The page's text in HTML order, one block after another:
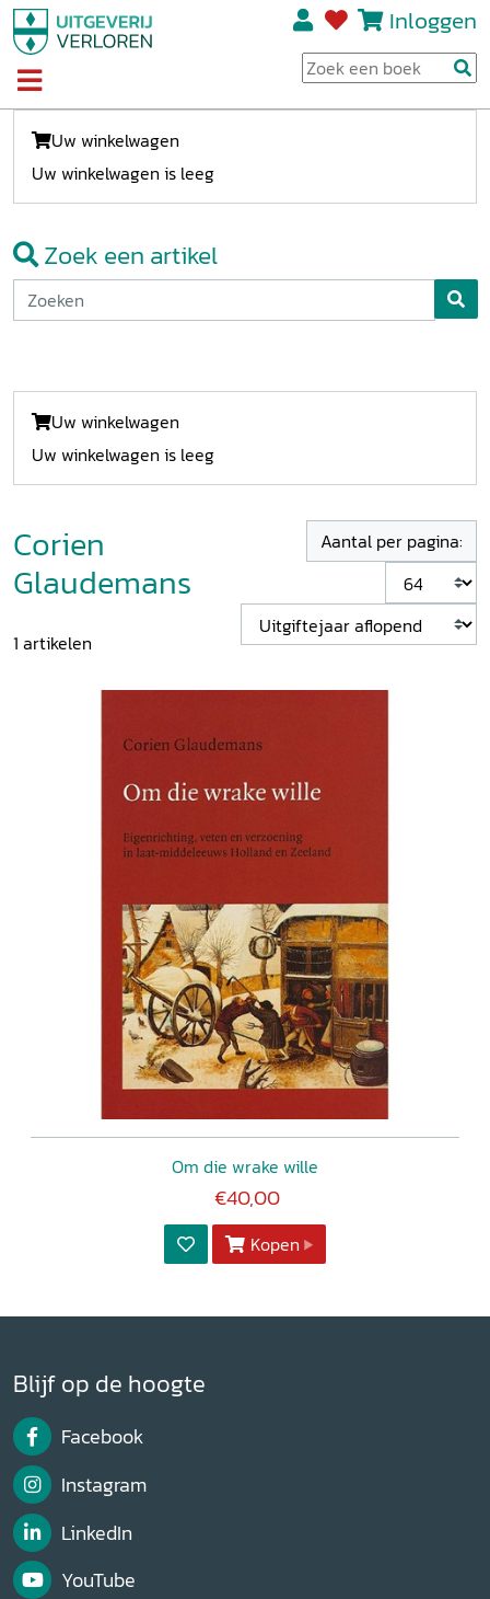
Inloggen
Uw winkelwagen
Uw winkelwagen is leeg
Zoek een artikel
Uw winkelwagen
Uw winkelwagen is leeg
Corien
Glaudemans
1 artikelen
Aantal per pagina:
Om die wrake wille
€40,00
Kopen
Blijf op de hoogte
Facebook
Instagram
LinkedIn
YouTube